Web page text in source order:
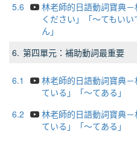
5.6
林老師的日語動詞寶典
ください」「～てもい
ん」
6. 第四單元：補助動詞最重要
6.1
林老師的日語動詞寶典
ている」「～てある」
6.2
林老師的日語動詞寶典
ている」「～てある」